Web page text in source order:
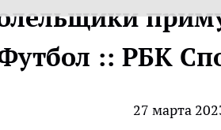
:: РБК
27 марта